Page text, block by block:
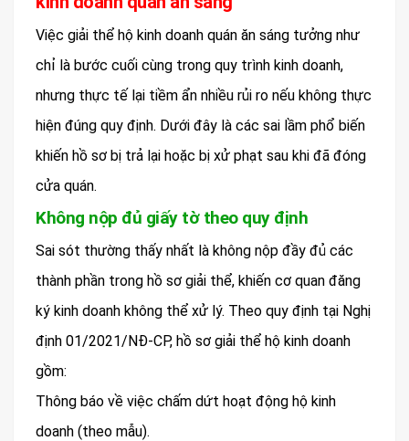
Việc giải thể hộ kinh doanh quán ăn sáng tưởng như
chỉ là bước cuối cùng trong quy trình kinh doanh,
nhưng thực tế lại tiềm ẩn nhiều rủi ro nếu không thực
hiện đúng quy định. Dưới đây là các sai lầm phổ biến
khiến hồ sơ bị trả lại hoặc bị xử phạt sau khi đã đóng
cửa quán.
Không nộp đủ giấy tờ theo quy định
Sai sót thường thấy nhất là không nộp đầy đủ các
thành phần trong hồ sơ giải thể, khiến cơ quan đăng
ký kinh doanh không thể xử lý. Theo quy định tại Nghị
định 01/2021/NĐ-CP, hồ sơ giải thể hộ kinh doanh
gồm:
Thông báo về việc chấm dứt hoạt động hộ kinh
doanh (theo mẫu).